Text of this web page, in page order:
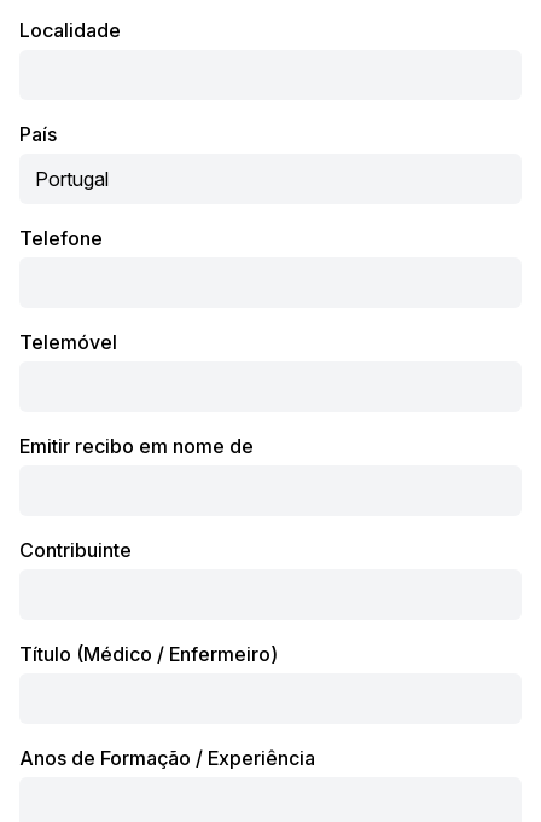
Localidade
País
Telefone
Telemóvel
Emitir recibo em nome de
Contribuinte
Título (Médico / Enfermeiro)
Anos de Formação / Experiência